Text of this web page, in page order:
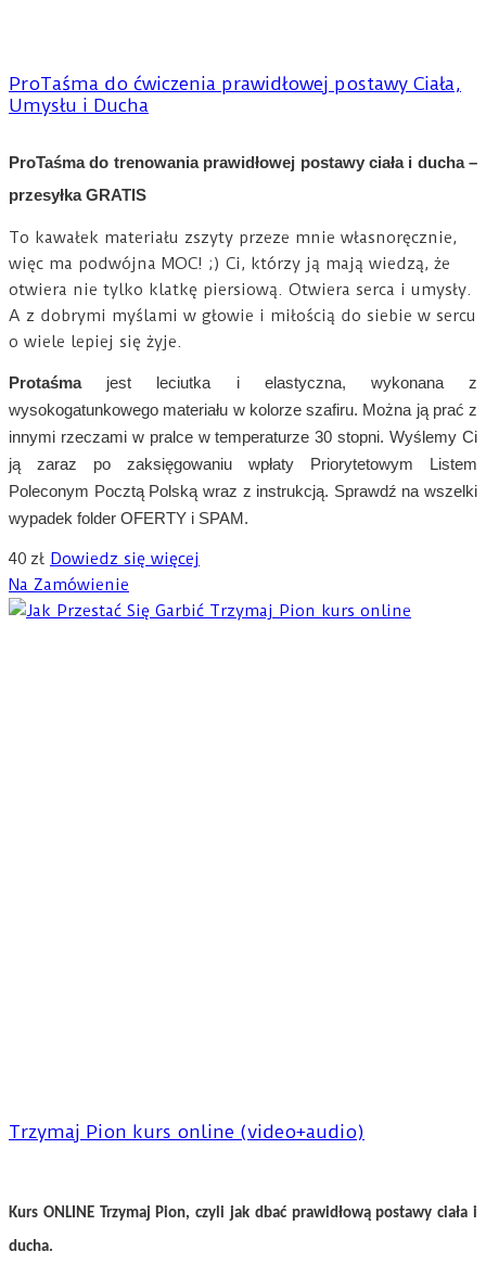
ProTaśma do ćwiczenia prawidłowej postawy Ciała,
Umysłu i Ducha
ProTaśma do trenowania prawidłowej postawy ciała i ducha –
przesyłka GRATIS
To kawałek materiału zszyty przeze mnie własnoręcznie,
więc ma podwójna MOC! ;) Ci, którzy ją mają wiedzą, że
otwiera nie tylko klatkę piersiową. Otwiera serca i umysły.
A z dobrymi myślami w głowie i miłością do siebie w sercu
o wiele lepiej się żyje.
Protaśmajest leciutka i elastyczna, wykonana z
wysokogatunkowego materiału w kolorze szafiru. Można ją prać z
innymi rzeczami w pralce w temperaturze 30 stopni. Wyślemy Ci
ją zaraz po zaksięgowaniu wpłaty Priorytetowym Listem
Poleconym Pocztą Polską wraz z instrukcją. Sprawdź na wszelki
wypadek folder OFERTY i SPAM.
40 zł Dowiedz się więcej
Na Zamówienie
Trzymaj Pion kurs online (video+audio)
Kurs ONLINE Trzymaj Pion, czyli jak dbać prawidłową postawy ciała i
ducha.